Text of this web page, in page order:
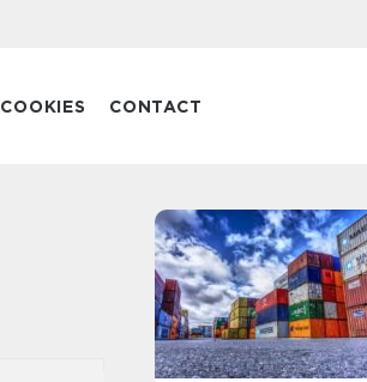
COOKIES CONTACT